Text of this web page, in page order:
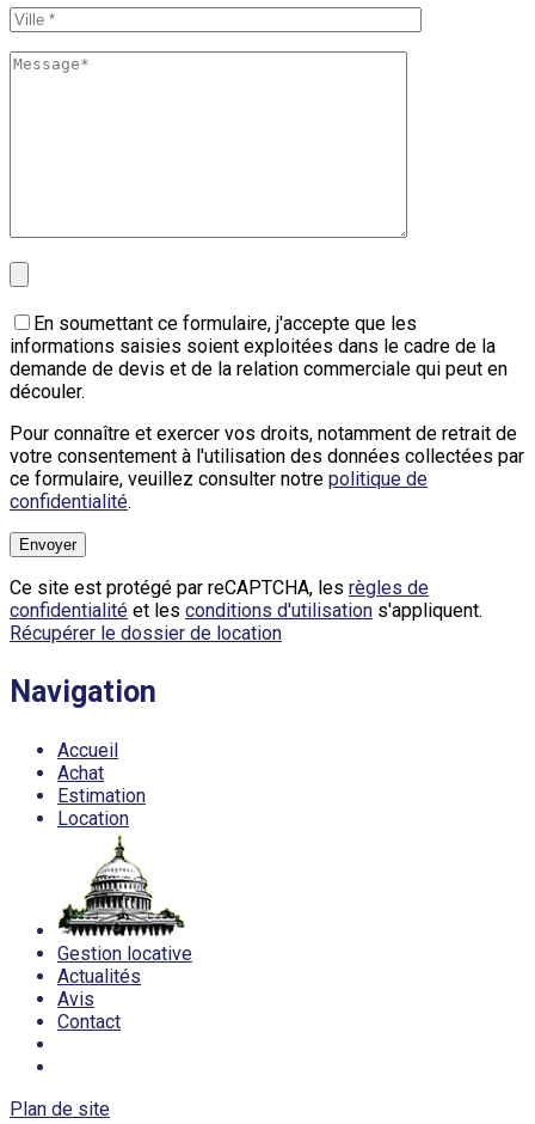
En soumettant ce formulaire, j'accepte que les
informations saisies soient exploitées dans le cadre de la
demande de devis et de la relation commerciale qui peut en
découler.
Pour connaître et exercer vos droits, notamment de retrait de
votre consentement à l'utilisation des données collectées par
ce formulaire, veuillez consulter notre politique de
confidentialité.
Ce site est protégé par reCAPTCHA, les règles de
confidentialité et les conditions d'utilisation s'appliquent.
Récupérer le dossier de location
Navigation
Accueil
Achat
Estimation
Location
Gestion locative
Actualités
Avis
Contact
Plan de site